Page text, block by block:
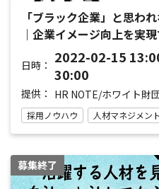
「ブラック企業」と思わ
｜企業イメージ向上を実
日時： 2022-02-15
30:00
提供： HR NOTE/ホワイト財
採用ノウハウ 人材マネジメント
募集終了